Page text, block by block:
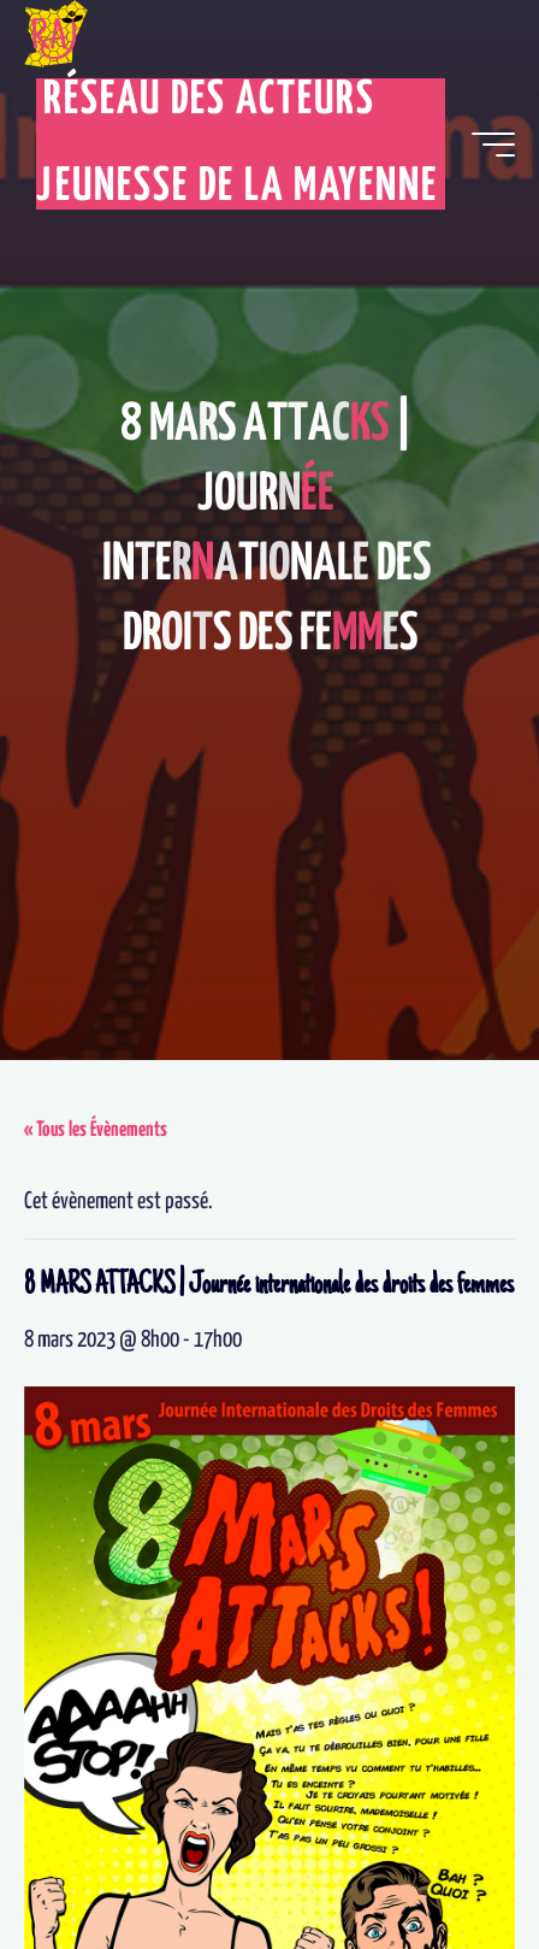
RÉSEAU DES ACTEURS
JEUNESSE DE LA MAYENNE
8MARSATTACKS |
JOURNÉE
INTERNATIONALEDES
DROITS DESFEMMES
« Tous les Évènements
Cet évènement est passé.
8 MARS ATTACKS | Journée internationale des droits des femmes
8 mars 2023 @ 8h00- 17h00